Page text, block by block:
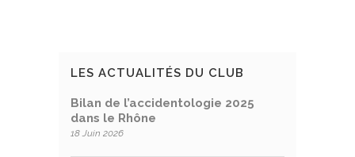
LES ACTUALITÉS DU CLUB
Bilan de l’accidentologie 2025
dans le Rhône
18 Juin 2026